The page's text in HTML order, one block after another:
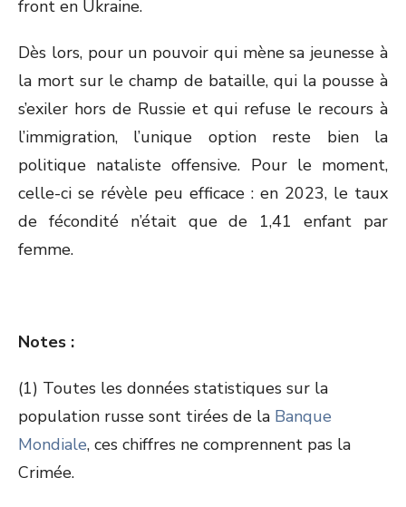
front en Ukraine.
Dès lors, pour un pouvoir qui mène sa jeunesse à
la mort sur le champ de bataille, qui la pousse à
s’exiler hors de Russie et qui refuse le recours à
l’immigration, l’unique option reste bien la
politique nataliste offensive. Pour le moment,
celle-ci se révèle peu efficace : en 2023, le taux
de fécondité n’était que de 1,41 enfant par
femme.
Notes :
(1) Toutes les données statistiques sur la
population russe sont tirées de la Banque
Mondiale, ces chiffres ne comprennent pas la
Crimée.